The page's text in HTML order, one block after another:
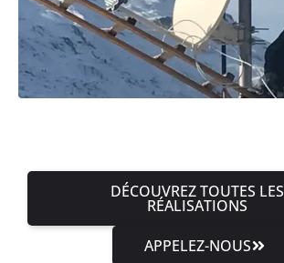
DÉCOUVREZ TOUTES LES
RÉALISATIONS
APPELEZ-NOUS